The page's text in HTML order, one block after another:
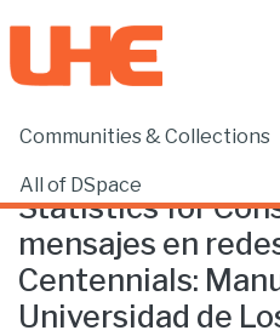
Communities & Collections
All of DSpace
Home Statistics
Statistics for
mensajes en
Centennials:
Universidad de